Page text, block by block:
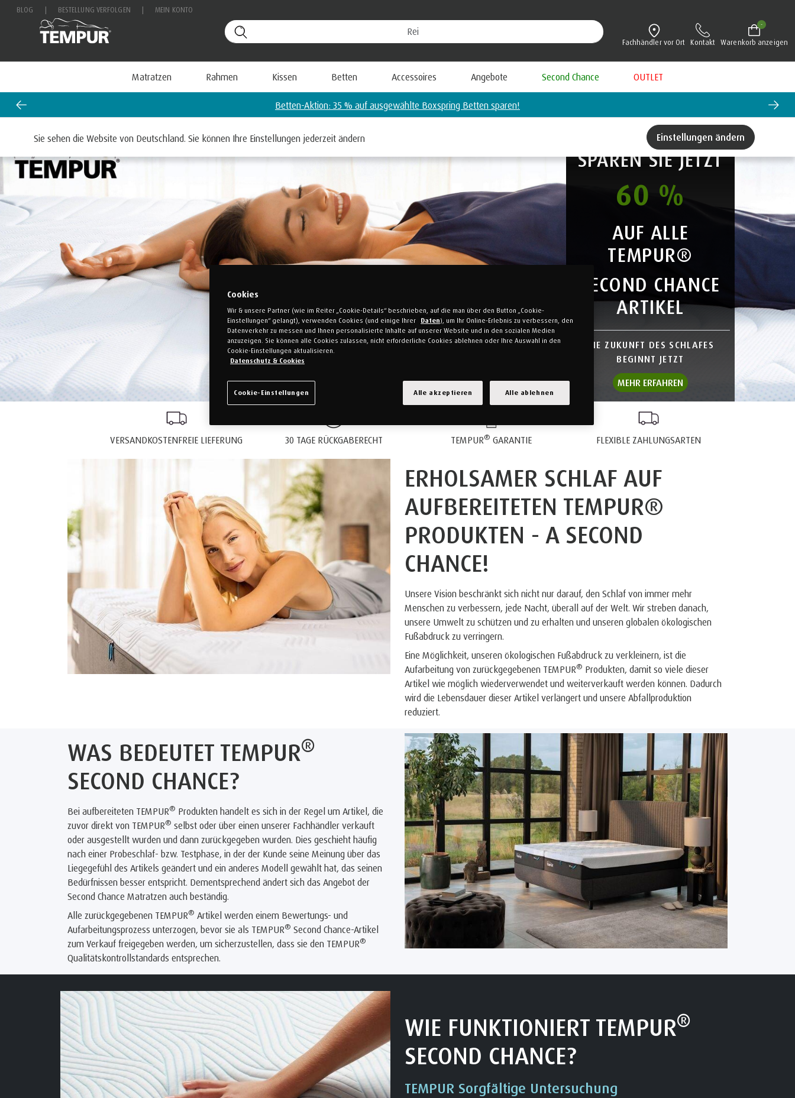
BLOG BESTELLUNG VERFOLGEN MEIN KONTO
Fachhändler vor Ort Kontakt Warenkorb anzeigen
-
Matratzen Rahmen Kissen Betten Accessoires Angebote Second Chance OUTLET
Matratzen-Aktion: 35 % auf PRO Plus Air™ Matratzen sparen!
Sie sehen die Website von Deutschland. Sie können Ihre Einstellungen jederzeit ändern Einstellungen ändern
SECOND CHANCE
SPAREN SIE JETZT
60 %
AUF ALLE
TEMPUR®
ARTIKEL
BEGINNT JETZT
MEHR ERFAHREN
VERSANDKOSTENFREIE LIEFERUNG 30 TAGE RÜCKGABERECHT TEMPUR® GARANTIE FLEXIBLE ZAHLUNGSARTEN
ERHOLSAMER SCHLAF AUF
AUFBEREITETEN TEMPUR®
PRODUKTEN - A SECOND
CHANCE!
Unsere Vision beschränkt sich nicht nur darauf, den Schlaf von immer mehr
Menschen zu verbessern, jede Nacht, überall auf der Welt. Wir streben danach,
unsere Umwelt zu schützen und zu erhalten und unseren globalen ökologischen
Fußabdruck zu verringern.
Eine Möglichkeit, unseren ökologischen Fußabdruck zu verkleinern, ist die
Aufarbeitung von zurückgegebenen TEMPUR® Produkten, damit so viele dieser
Artikel wie möglich wiederverwendet und weiterverkauft werden können. Dadurch
wird die Lebensdauer dieser Artikel verlängert und unsere Abfallproduktion
reduziert.
WAS BEDEUTET TEMPUR®
SECOND CHANCE?
Bei aufbereiteten TEMPUR® Produkten handelt es sich in der Regel um Artikel, die
zuvor direkt von TEMPUR® selbst oder über einen unserer Fachhändler verkauft
oder ausgestellt wurden und dann zurückgegeben wurden. Dies geschieht häufig
nach einer Probeschlaf- bzw. Testphase, in der der Kunde seine Meinung über das
Liegegefühl des Artikels geändert und ein anderes Modell gewählt hat, das seinen
Bedürfnissen besser entspricht. Dementsprechend ändert sich das Angebot der
Second Chance Matratzen auch beständig.
Alle zurückgegebenen TEMPUR® Artikel werden einem Bewertungs- und
Aufarbeitungsprozess unterzogen, bevor sie als TEMPUR® Second Chance-Artikel
zum Verkauf freigegeben werden, um sicherzustellen, dass sie den TEMPUR®
Qualitätskontrollstandards entsprechen.
WIE FUNKTIONIERT TEMPUR®
SECOND CHANCE?
TEMPUR Sorgfältige Untersuchung
Cookies
Wir & unsere Partner (wie im Reiter „Cookie-Details“ beschrieben, auf die man über den Button „Cookie-
Einstellungen“ gelangt), verwenden Cookies (und einige Ihrer
Daten), um Ihr Online-Erlebnis zu verbessern, den
Datenverkehr zu messen und Ihnen personalisierte Inhalte auf unserer Website und in den sozialen Medien
anzuzeigen. Sie können alle Cookies zulassen, nicht erforderliche Cookies ablehnen oder Ihre Auswahl in den
Cookie-Einstellungen aktualisieren.
Datenschutz & Cookies
Cookie-Einstellungen Alle ablehnen
Alle akzeptieren